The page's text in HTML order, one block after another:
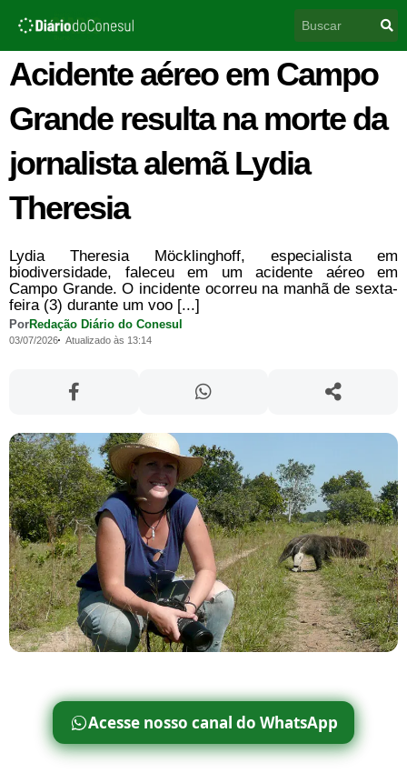
para
conteúdo
Acidente aéreo em Campo
Grande resulta na morte da
jornalista alemã Lydia
Theresia
Lydia Theresia Möcklinghoff, especialista em
biodiversidade, faleceu em um acidente aéreo em
Campo Grande. O incidente ocorreu na manhã de sexta-
feira (3) durante um voo [...]
PorRedação Diário do Conesul
03/07/2026 Atualizado às 13:14
Acesse nosso canal do WhatsApp